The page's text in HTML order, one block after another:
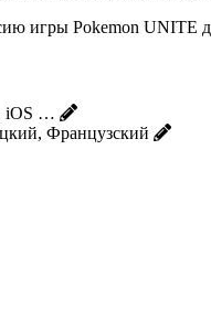
игры Pokemon UNITE
iOS …
Французский